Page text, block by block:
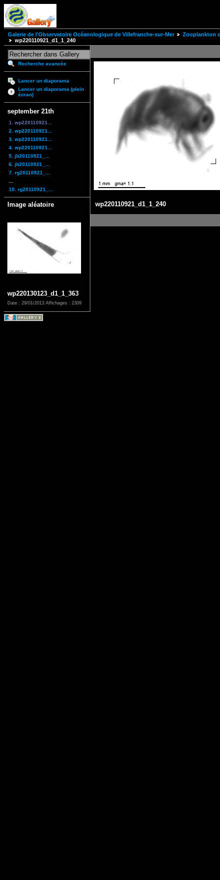
Galerie de l'Observatoire Océanologique de Villefranche-sur-Mer
Zooplankton
wp220110921_d1_1_240
Recherche avancée
Lancer un diaporama
Lancer un diaporama (plein
écran)
september 21th
1. wp220110921...
2. wp220110921...
3. wp220110921...
4. wp220110921...
5. jb20110921_...
6. jb20110921_...
7. rg20110921_...
10. rg20110921_...
Image aléatoire
wp220130123_d1_1_363
Date : 29/01/2013 Affichages : 2309
wp220110921_d1_1_240